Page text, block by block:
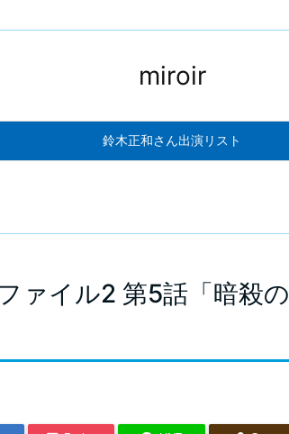
miroir
鈴木正和さん出演リスト
ァイル2 第5話「暗殺の